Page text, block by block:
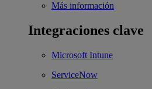
Más información
Integraciones clave
Microsoft Intune
ServiceNow